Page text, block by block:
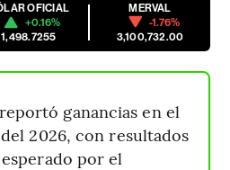
OFICIAL
+0.16%
1,498.7255
MERVAL
-1.76%
3,100,732.00
ganancias en el
2026, con resultados
por el